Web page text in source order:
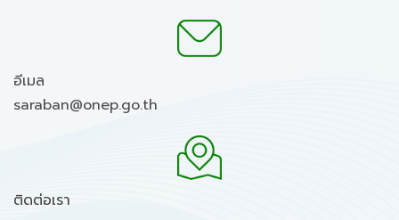
อีเมล
saraban@onep.go.th
ติดต่อเรา